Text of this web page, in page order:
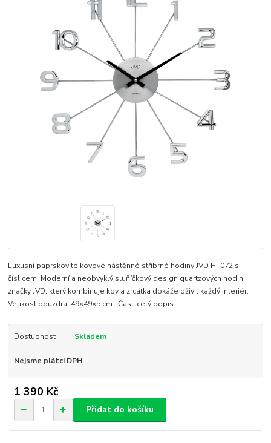
Luxusní paprskovité kovové nástěnné stříbrné hodiny JVD HT072 s
číslicemi Moderní a neobvyklý sluňíčkový design quartzových hodin
značky JVD, který kombinuje kov a zrcátka dokáže oživit každý interiér.
Velikost pouzdra: 49×49×5 cm Čas celý popis
Dostupnost Skladem
Nejsme plátci DPH
1 390 Kč
Přidat do košíku